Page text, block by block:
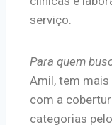
serviço.
Para quem
Amil, tem
com a
categorias